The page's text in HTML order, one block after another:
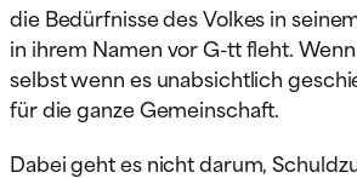
die Bedürfnisse des Volkes in
in ihrem Namen vor G-tt fleht.
selbst wenn es unabsichtlich
für die ganze Gemeinschaft.
Dabei geht es nicht darum,